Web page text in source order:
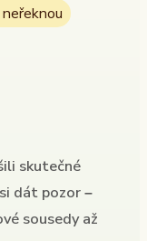
skutečné
dát pozor –
sousedy až